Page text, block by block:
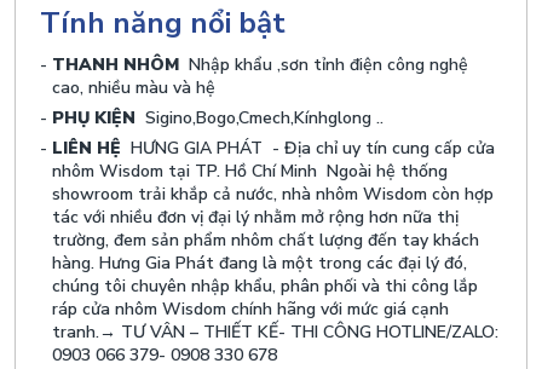
Tính năng nổi bật
THANH NHÔM Nhập khẩu ,sơn tỉnh điện công nghệ
cao, nhiều màu và hệ
PHỤ KIỆN Sigino,Bogo,Cmech,Kínhglong ..
LIÊN HỆ HƯNG GIA PHÁT - Địa chỉ uy tín cung cấp cửa
nhôm Wisdom tại TP. Hồ Chí Minh Ngoài hệ thống
showroom trải khắp cả nước, nhà nhôm Wisdom còn hợp
tác với nhiều đơn vị đại lý nhằm mở rộng hơn nữa thị
trường, đem sản phẩm nhôm chất lượng đến tay khách
hàng. Hưng Gia Phát đang là một trong các đại lý đó,
chúng tôi chuyên nhập khẩu, phân phối và thi công lắp
ráp cửa nhôm Wisdom chính hãng với mức giá cạnh
tranh.→ TƯ VÂN – THIẾT KẾ- THI CÔNG HOTLINE/ZALO:
0903 066 379- 0908 330 678